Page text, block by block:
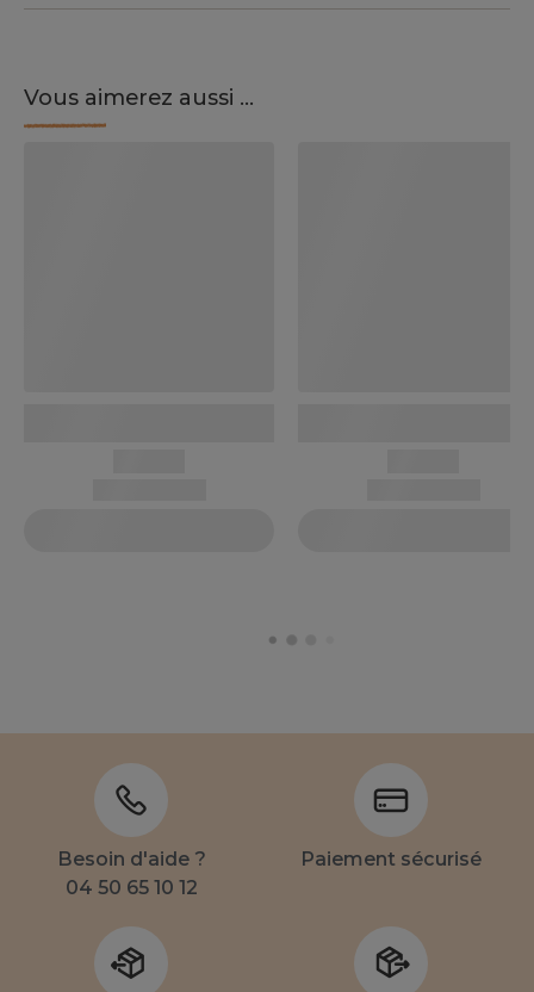
Vous aimerez aussi ...
Besoin d'aide ?
04 50 65 10 12
Paiement sécurisé